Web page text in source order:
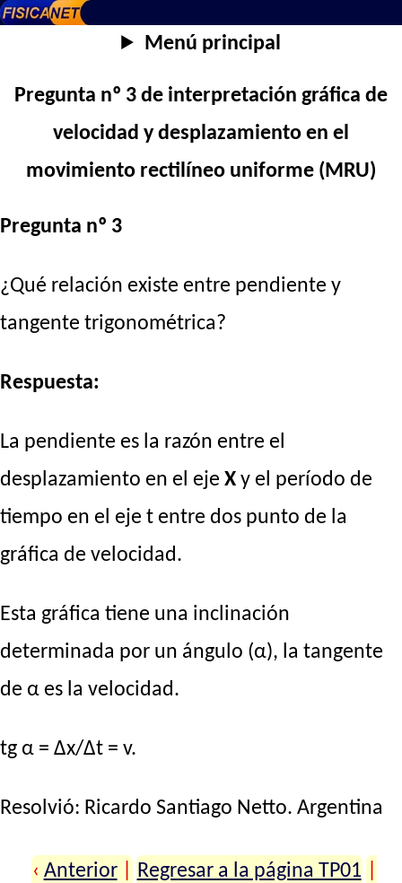
Menú principal
Pregunta nº 3 de interpretación gráfica de
velocidad y desplazamiento en el
movimiento rectilíneo uniforme (MRU)
Pregunta nº 3
¿Qué relación existe entre pendiente y
tangente trigonométrica?
Respuesta:
La pendiente es la razón entre el
desplazamiento en el eje X y el período de
tiempo en el eje t entre dos punto de la
gráfica de velocidad.
Esta gráfica tiene una inclinación
determinada por un ángulo (α), la tangente
de α es la velocidad.
tg α = Δx/Δt = v.
Resolvió: Ricardo Santiago Netto. Argentina
‹ Anterior Regresar a la página TP01